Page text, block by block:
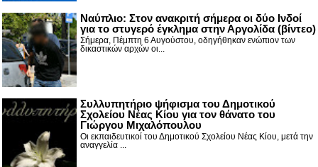
Nαύπλιο: Στον ανακριτή σήμερα οι δύο Ινδοί
για το στυγερό έγκλημα στην Αργολίδα (βίντεο)
Σήμερα, Πέμπτη 6 Αυγούστου, οδηγήθηκαν ενώπιον των
δικαστικών αρχών οι...
Συλλυπητήριο ψήφισμα του Δημοτικού
Σχολείου Νέας Κίου για τον θάνατο του
Γιώργου Μιχαλόπουλου
Οι εκπαιδευτικοί του Δημοτικού Σχολείου Νέας Κίου, μετά την
αναγγελία ...